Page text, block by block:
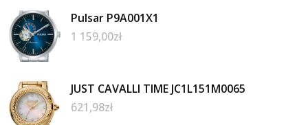
Pulsar P9A001X1
1 159,00zł
JUST CAVALLI TIME JC1L151M0065
621,98zł